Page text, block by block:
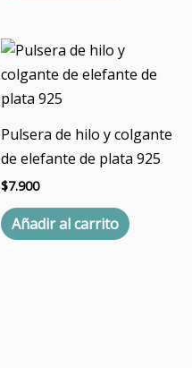
Pulsera de hilo y colgante
de elefante de plata 925
$7.900
Añadir al carrito